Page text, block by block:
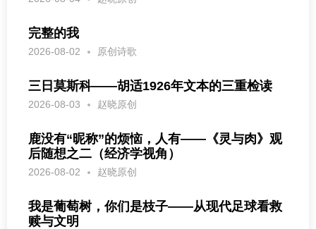
完整的我
2026-08-02 原创诗歌
三日莫斯科——胡适1926年文本的三重检读
2026-08-03 赵晓原创
鹿没有“昵称”的烦恼，人有——《灵与肉》观
后随想之二（经济学视角）
2026-08-02 赵晓原创
我是葡萄树，你们是枝子——从现代足球看救
赎与文明